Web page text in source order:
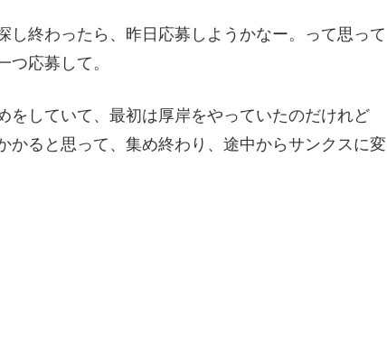
し終わったら、昨日応募しようかなー。って思って
応募して。
をしていて、最初は厚岸をやっていたのだけれど
かると思って、集め終わり、途中からサンクスに変